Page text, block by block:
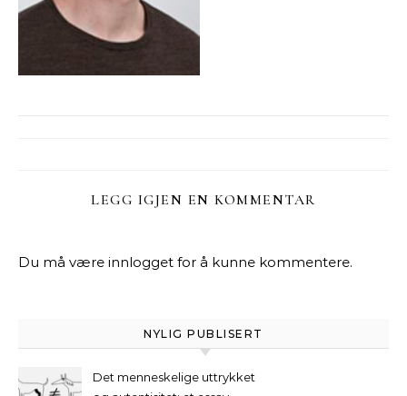
LEGG IGJEN EN KOMMENTAR
Du må være innlogget for å kunne kommentere.
NYLIG PUBLISERT
Det menneskelige uttrykket